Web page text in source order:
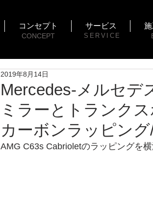
コンセプト サービス
CONCEPT SERVICE
Mercedes-メルセデ
ミラーとトランク
カーボンラッピン
2019年8月14日
AMG C63s Cabrioletのラッピングを